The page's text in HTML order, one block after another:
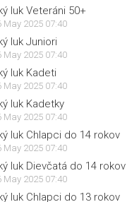
luk Veteráni 50+
May 2025 07:40
luk Juniori
May 2025 07:40
luk Kadeti
May 2025 07:40
luk Kadetky
May 2025 07:40
luk Chlapci do 14 rokov
May 2025 07:40
luk Dievčatá do 14 rokov
May 2025 07:40
luk Chlapci do 13 rokov